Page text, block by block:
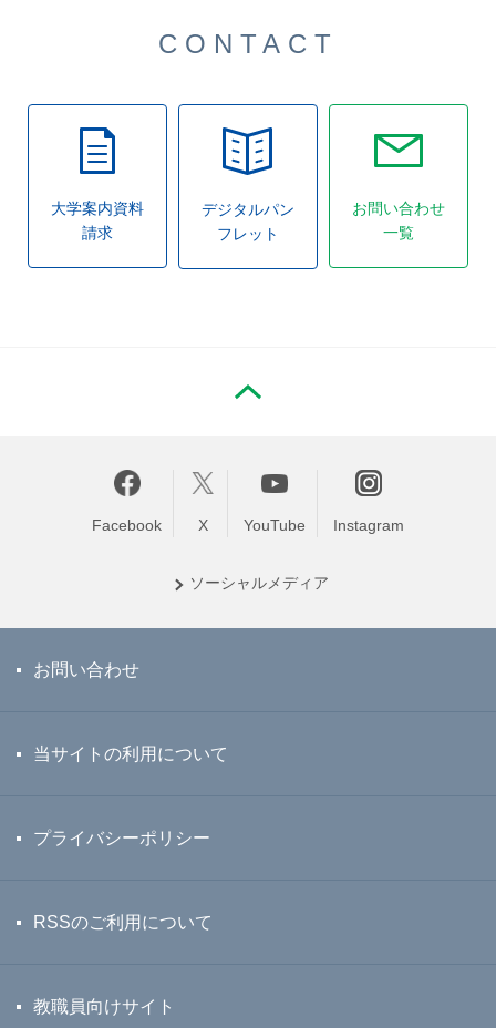
CONTACT
大学案内資料
請求
デジタルパン
フレット
お問い合わせ
一覧
Facebook X YouTube Instagram
ソーシャルメディア
お問い合わせ
当サイトの利用について
プライバシーポリシー
RSSのご利用について
教職員向けサイト